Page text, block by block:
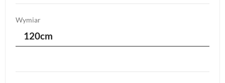
Wymiar
120cm